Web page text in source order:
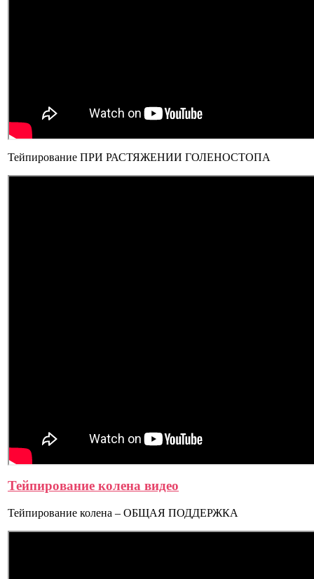
Тейпирование ПРИ РАСТЯЖЕНИИ ГОЛЕНОСТОПА
Тейпирование колена видео
Тейпирование колена – ОБЩАЯ ПОДДЕРЖКА